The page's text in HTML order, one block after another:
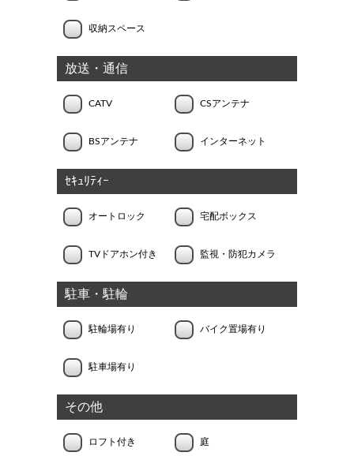
収納スペース
放送・通信
CATV CSアンテナ
BSアンテナ インターネット
ｾｷｭﾘﾃｨｰ
オートロック 宅配ボックス
TVドアホン付き 監視・防犯カメラ
駐車・駐輪
駐輪場有り バイク置場有り
駐車場有り
その他
ロフト付き 庭